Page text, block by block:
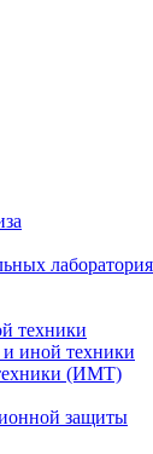
техники
иной техники
(ИМТ)
защиты